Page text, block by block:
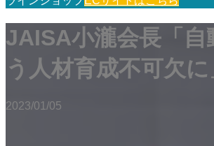
JAISA小瀧会長「自
う人材育成不可欠に
2023/01/05